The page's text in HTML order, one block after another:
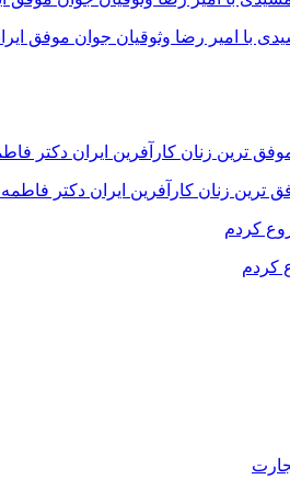
با امیر رضا وثوقیان جوان موفق
ترین زنان کارآفرین ایران دکتر
کردم